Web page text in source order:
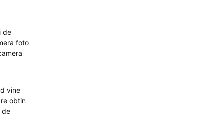
de
foto
vine
obtin
de